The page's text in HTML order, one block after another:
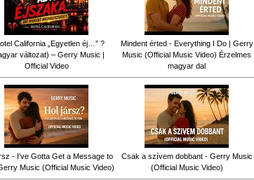
California „Egyetlen éj…” ?
változat) – Gerry Music |
Official Video
Mindent érted - Everything I Do | Gerry
Music (Official Music Video) Érzelmes
magyar dal
- I've Gotta Get a Message to
Music (Official Music Video)
Csak a szívem dobbant - Gerry Music
(Official Music Video)